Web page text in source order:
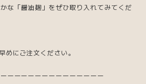
な「醤油麹」をぜひ取り入れてみてくだ
にご注文ください。
ーーーーーーーーーーーーーー